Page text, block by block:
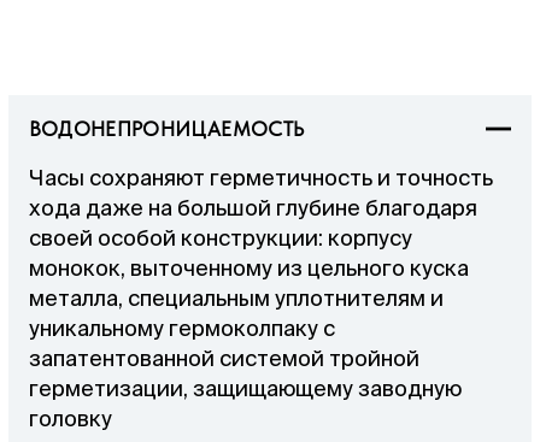
ВОДОНЕПРОНИЦАЕМОСТЬ
Часы сохраняют герметичность и точность
хода даже на большой глубине благодаря
своей особой конструкции: корпусу
монокок, выточенному из цельного куска
металла, специальным уплотнителям и
уникальному гермоколпаку с
запатентованной системой тройной
герметизации, защищающему заводную
головку